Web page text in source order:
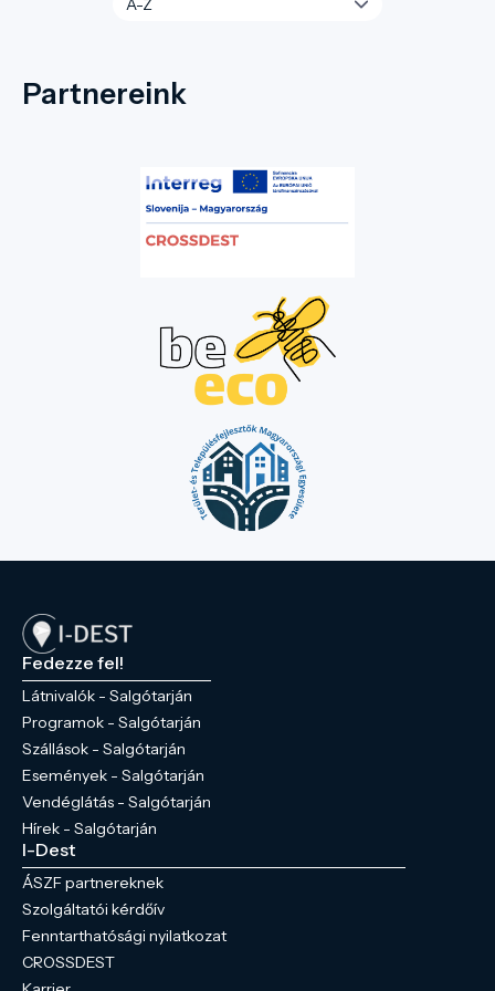
Partnereink
Fedezze fel!
Látnivalók - Salgótarján
Programok - Salgótarján
Szállások - Salgótarján
Események - Salgótarján
Vendéglátás - Salgótarján
Hírek - Salgótarján
I-Dest
ÁSZF partnereknek
Szolgáltatói kérdőív
Fenntarthatósági nyilatkozat
CROSSDEST